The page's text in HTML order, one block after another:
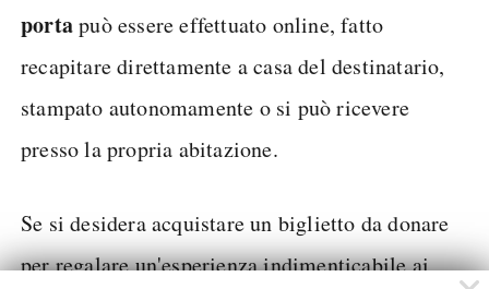
portapuò essere effettuato online, fatto
recapitare direttamente a casa del destinatario,
stampato autonomamente o si può ricevere
presso la propria abitazione.
Se si desidera acquistare un biglietto da donare
per regalare un'esperienza indimenticabile ai